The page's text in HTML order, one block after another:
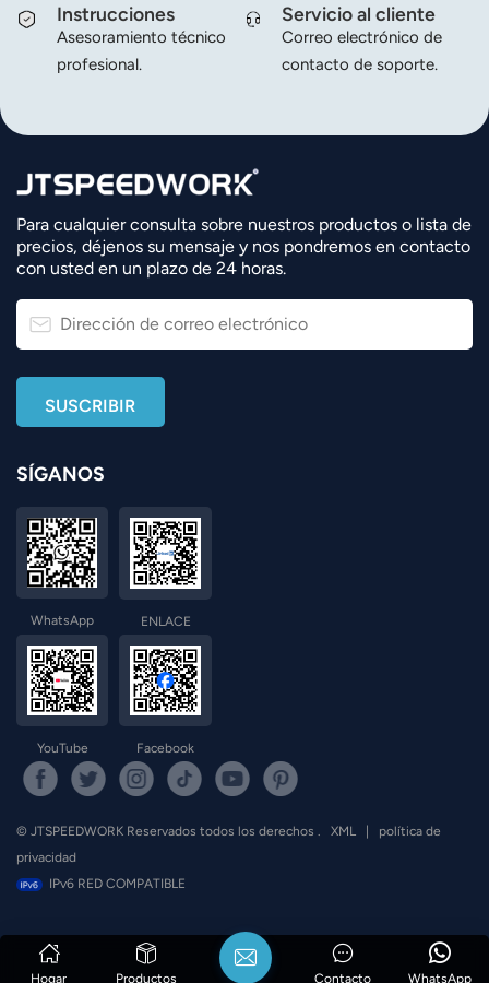
Instrucciones
Asesoramiento técnico
profesional.
Servicio al cliente
Correo electrónico de
contacto de soporte.
Para cualquier consulta sobre nuestros productos o lista de
precios, déjenos su mensaje y nos pondremos en contacto
con usted en un plazo de 24 horas.
SÍGANOS
WhatsApp ENLACE
YouTube Facebook
© JTSPEEDWORK Reservados todos los derechos . XML
política de
privacidad
IPv6 RED COMPATIBLE
Hogar Productos WhatsApp
Contacto